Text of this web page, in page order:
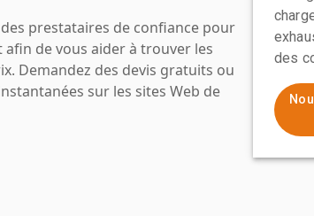
prestataires de confiance pour
de vous aider à trouver les
Demandez des devis gratuits ou
sur les sites Web de
des